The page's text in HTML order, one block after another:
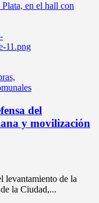
en el hall con
del
y movilización
levantamiento de la
la Ciudad,...